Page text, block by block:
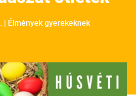
| Élmények gyerekeknek